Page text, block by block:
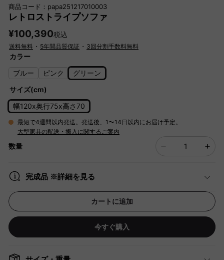
商品コード：papa251217010003
レトロストライプソファ
¥100,390税込
送料無料 ・ 5年間品質保証 ・ 3回分割手数料無料
カラー
ブルー
ピンク
グリーン
サイズ(cm)
幅120x奥行75x高さ70
最短で4週間以内発送。発送後、1〜14日以内にお届け予定。
大型家具の配送・搬入に関するご案内
数量
完成品 ※詳細を見る
カートに追加
今すぐ購入